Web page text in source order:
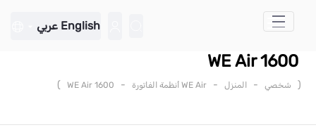
تخطي إلى المحتوى الرئيسي
English عربي
WE Air 1600
( شخصي - المنزل - WE Air أنظمة الفاتورة -
WE Air 1600
)